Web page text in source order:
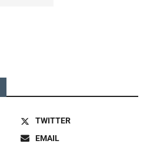
TWITTER
EMAIL